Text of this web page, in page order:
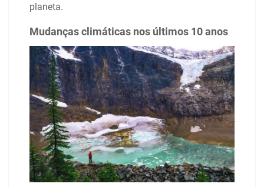
planeta.
Mudanças climáticas nos últimos 10 anos